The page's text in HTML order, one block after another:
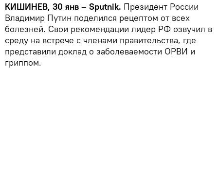
КИШИНЕВ, 30 янв – Sputnik. Президент России
Владимир Путин поделился рецептом от всех
болезней. Свои рекомендации лидер РФ озвучил в
среду на встрече с членами правительства, где
представили доклад о заболеваемости ОРВИ и
гриппом.